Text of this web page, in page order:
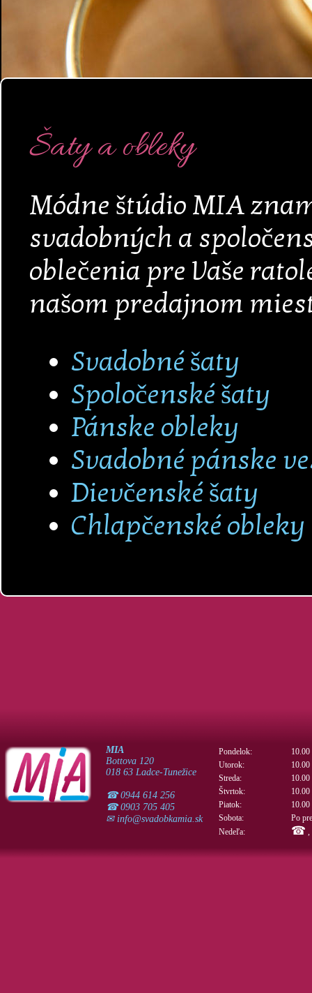
Šaty a obleky
Módne štúdio MIA
svadobných a
oblečenia pre Vaše
našom predajnom
Svadobné šaty
Spoločenské šaty
Pánske obleky
Svadobné pánske
Dievčenské šaty
Chlapčenské obleky
MIA
Bottova 120
018 63 Ladce-Tunežice
☎ 0944 614 256
☎ 0903 705 405
✉ info@svadobkamia.sk
Pondelok:
Utorok:
Streda:
Štvrtok:
Piatok:
Sobota:
Po
☎
Nedeľa: